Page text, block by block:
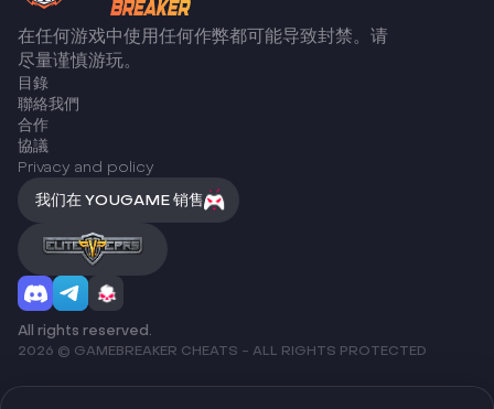
在任何游戏中使用任何作弊都可能导致封禁。请
尽量谨慎游玩。
目錄
聯絡我們
合作
協議
Privacy and policy
我们在 YOUGAME 销售
All rights reserved.
2026 © GAMEBREAKER CHEATS - ALL RIGHTS PROTECTED